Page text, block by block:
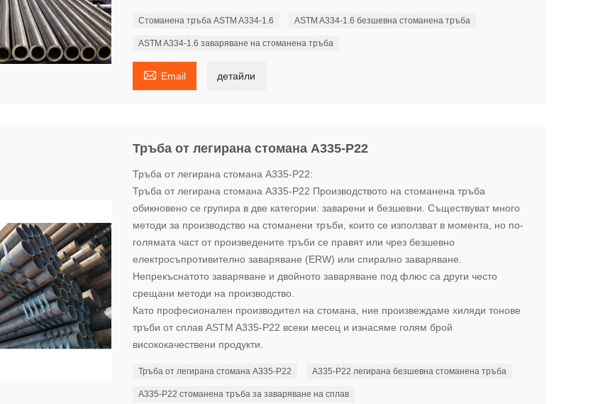
Стоманена тръба ASTM A334-1.6 ASTM A334-1.6 безшевна стоманена тръба
ASTM A334-1.6 заваряване на стоманена тръба
 Email детайли
Тръба от легирана стомана A335-P22
Тръба от легирана стомана A335-P22:
Тръба от легирана стомана A335-P22 Производството на стоманена тръба
обикновено се групира в две категории: заварени и безшевни. Съществуват много
методи за производство на стоманени тръби, които се използват в момента, но по-
голямата част от произведените тръби се правят или чрез безшевно
електросъпротивително заваряване (ERW) или спирално заваряване.
Непрекъснатото заваряване и двойното заваряване под флюс са други често
срещани методи на производство.
Като професионален производител на стомана, ние произвеждаме хиляди тонове
тръби от сплав ASTM A335-P22 всеки месец и изнасяме голям брой
висококачествени продукти.
Тръба от легирана стомана A335-P22 A335-P22 легирана безшевна стоманена тръба
A335-P22 стоманена тръба за заваряване на сплав